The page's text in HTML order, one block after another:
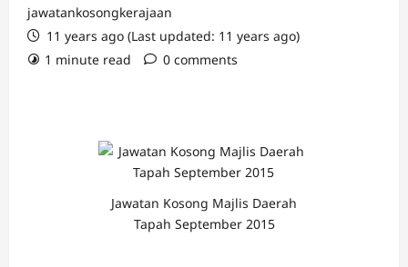
jawatankosongkerajaan
11 years ago (Last updated: 11 years ago)
1 minute read
0 comments
Jawatan Kosong Majlis Daerah
Tapah September 2015